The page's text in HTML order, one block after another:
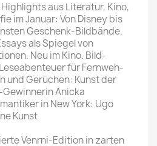
Highlights aus Literatur, Kino,
im Januar: Von Disney bis
Geschenk-Bildbände.
als Spiegel von
Neu im Kino. Bild-
für Fernweh-
und Gerüchen: Kunst der
Gewinnerin Anicka
in New York: Ugo
Kunst
Venrni-Edition in zarten